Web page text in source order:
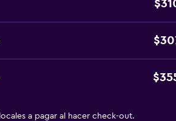
a pagar al hacer check-out.